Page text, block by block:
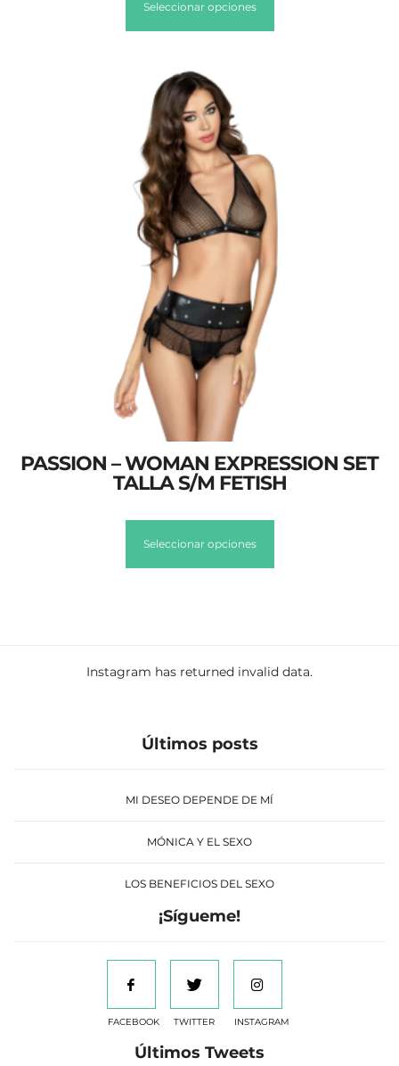
Seleccionar opciones
PASSION – WOMAN EXPRESSION SET
TALLA S/M FETISH
Seleccionar opciones
Instagram has returned invalid data.
Últimos posts
MI DESEO DEPENDE DE MÍ
MÓNICA Y EL SEXO
LOS BENEFICIOS DEL SEXO
¡Sígueme!
FACEBOOK TWITTER INSTAGRAM
Últimos Tweets